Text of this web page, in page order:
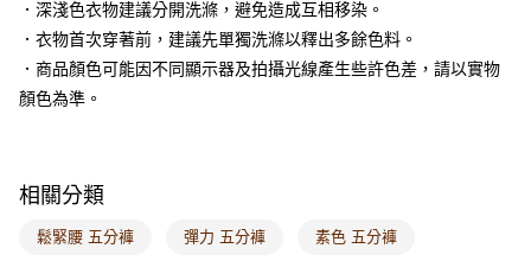
宅配
每筆NT$120，滿NT$1,000(含以上)免運費
付款後門市自取
海外配送-港/澳/新/馬/泰國專屬
海外配送-其他亞洲地區
．深淺色衣物建議分開洗滌，避免造成互相移染。
．衣物首次穿著前，建議先單獨洗滌以釋出多餘色料。
．商品顏色可能因不同顯示器及拍攝光線產生些許色差，請以實物
顏色為準。
相關分類
鬆緊腰 五分褲 彈力 五分褲 素色 五分褲